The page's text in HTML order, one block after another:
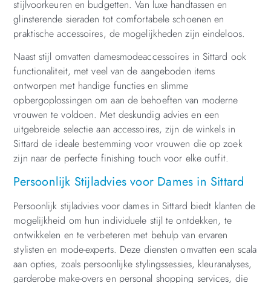
stijlvoorkeuren en budgetten. Van luxe handtassen en
glinsterende sieraden tot comfortabele schoenen en
praktische accessoires, de mogelijkheden zijn eindeloos.
Naast stijl omvatten damesmodeaccessoires in Sittard ook
functionaliteit, met veel van de aangeboden items
ontworpen met handige functies en slimme
opbergoplossingen om aan de behoeften van moderne
vrouwen te voldoen. Met deskundig advies en een
uitgebreide selectie aan accessoires, zijn de winkels in
Sittard de ideale bestemming voor vrouwen die op zoek
zijn naar de perfecte finishing touch voor elke outfit.
Persoonlijk Stijladvies voor Dames in Sittard
Persoonlijk stijladvies voor dames in Sittard biedt klanten de
mogelijkheid om hun individuele stijl te ontdekken, te
ontwikkelen en te verbeteren met behulp van ervaren
stylisten en mode-experts. Deze diensten omvatten een scala
aan opties, zoals persoonlijke stylingssessies, kleuranalyses,
garderobe make-overs en personal shopping services, die